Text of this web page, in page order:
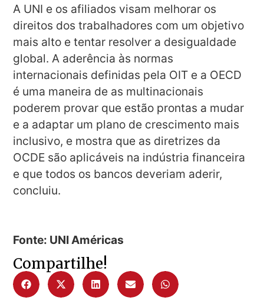
A UNI e os afiliados visam melhorar os
direitos dos trabalhadores com um objetivo
mais alto e tentar resolver a desigualdade
global. A aderência às normas
internacionais definidas pela OIT e a OECD
é uma maneira de as multinacionais
poderem provar que estão prontas a mudar
e a adaptar um plano de crescimento mais
inclusivo, e mostra que as diretrizes da
OCDE são aplicáveis na indústria financeira
e que todos os bancos deveriam aderir,
concluiu.
Fonte: UNI Américas
Compartilhe!